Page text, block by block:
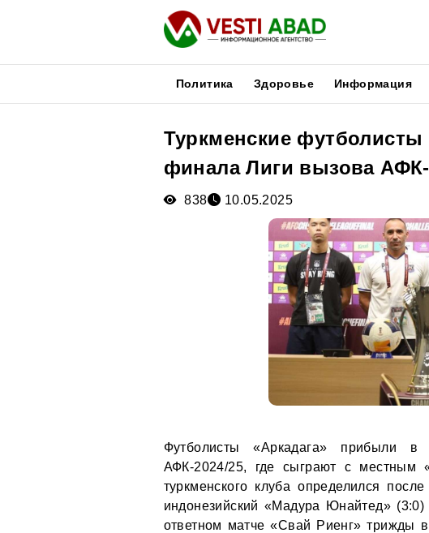
Политика Здоровье Информация
Туркменские
финала Лиги вызова АФК-
838 10.05.2025
Футболисты «Аркадага» прибыли
АФК-2024/25, где сыграют с
туркменского клуба определился
индонезийский «Мадура Юнайтед»
ответном матче «Свай Риенг» трижды